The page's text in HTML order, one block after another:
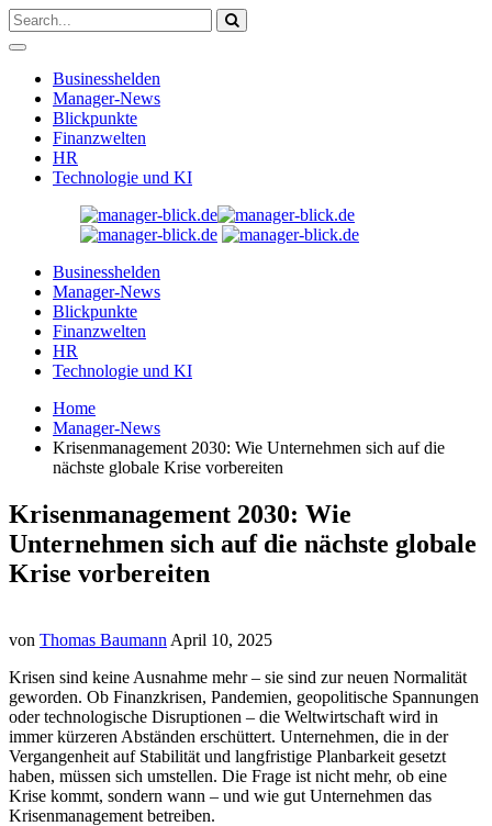
Businesshelden
Manager-News
Blickpunkte
Finanzwelten
HR
Technologie und KI
Businesshelden
Manager-News
Blickpunkte
Finanzwelten
HR
Technologie und KI
Home
Manager-News
Krisenmanagement 2030: Wie Unternehmen sich auf die
nächste globale Krise vorbereiten
Krisenmanagement 2030: Wie
Unternehmen sich auf die nächste globale
Krise vorbereiten
von Thomas Baumann April 10, 2025
Krisen sind keine Ausnahme mehr – sie sind zur neuen Normalität
geworden. Ob Finanzkrisen, Pandemien, geopolitische Spannungen
oder technologische Disruptionen – die Weltwirtschaft wird in
immer kürzeren Abständen erschüttert. Unternehmen, die in der
Vergangenheit auf Stabilität und langfristige Planbarkeit gesetzt
haben, müssen sich umstellen. Die Frage ist nicht mehr, ob eine
Krise kommt, sondern wann – und wie gut Unternehmen das
Krisenmanagement betreiben.